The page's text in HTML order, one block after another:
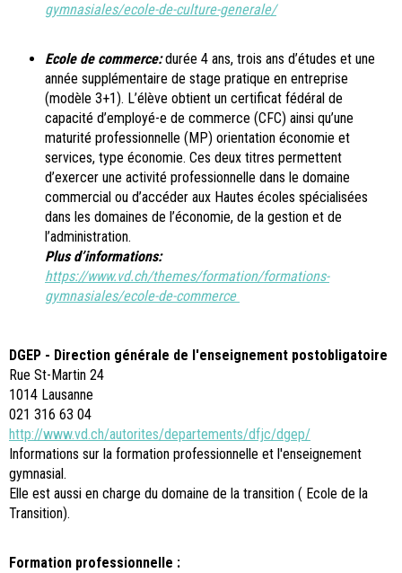
gymnasiales/ecole-de-culture-generale/
Ecole de commerce:durée 4 ans, trois ans d’études et une
année supplémentaire de stage pratique en entreprise
(modèle 3+1). L’élève obtient un certificat fédéral de
capacité d’employé-e de commerce (CFC) ainsi qu’une
maturité professionnelle (MP) orientation économie et
services, type économie. Ces deux titres permettent
d’exercer une activité professionnelle dans le domaine
commercial ou d’accéder aux Hautes écoles spécialisées
dans les domaines de l’économie, de la gestion et de
l’administration.
Plus d’informations:
https://www.vd.ch/themes/formation/formations-
gymnasiales/ecole-de-commerce
DGEP - Direction générale de l'enseignement postobligatoire
Rue St-Martin 24
1014 Lausanne
021 316 63 04
http://www.vd.ch/autorites/departements/dfjc/dgep/
Informations sur la formation professionnelle et l'enseignement
gymnasial.
Elle est aussi en charge du domaine de la transition ( Ecole de la
Transition).
Formation professionnelle :